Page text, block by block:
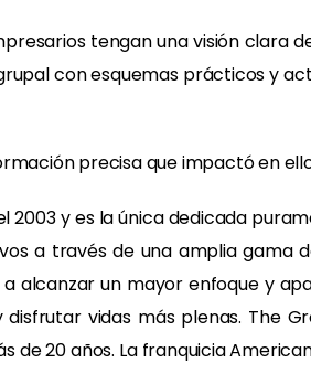
tengan una visión clara
con esquemas prácticos y
precisa que impactó en
y es la única dedicada
a través de una amplia gama
alcanzar un mayor enfoque y
vidas más plenas. The
20 años. La franquicia